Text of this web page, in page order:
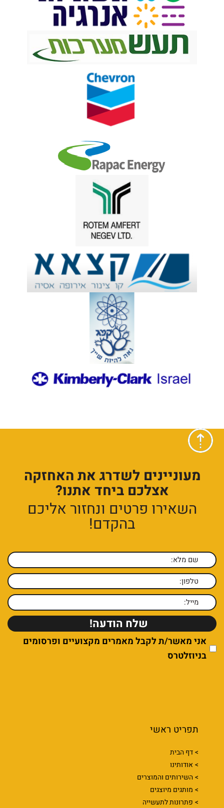
מעוניינים לשדרג את האחזקה
אצלכם ביחד אתנו?
השאירו פרטים ונחזור אליכם
בהקדם!
אני מאשר/ת לקבל מאמרים מקצועיים ופרסומים
בניוזלטרס
תפריט ראשי
דף הבית
אודותינו
השירותים והמוצרים
מותגים מיוצגים
פתרונות לתעשייה